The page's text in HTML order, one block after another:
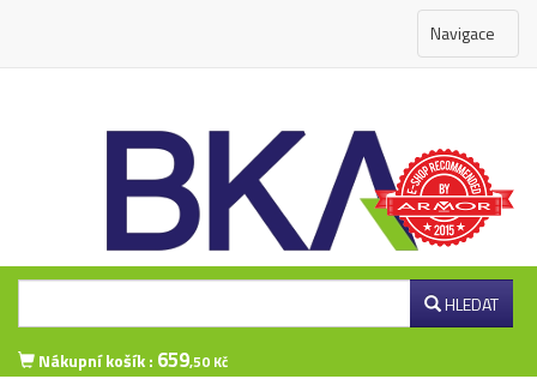
Navigace
HLEDAT
Nákupní košík : 659,50 Kč